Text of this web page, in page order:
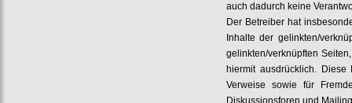
auch dadurch keine
Der Betreiber hat
Inhalte der gelinkten/
gelinkten/verknüpften
hiermit ausdrücklich.
Verweise sowie für